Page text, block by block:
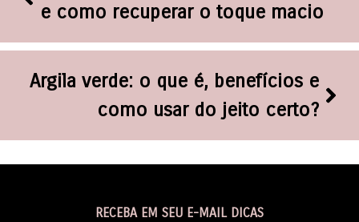
e como recuperar o toque macio
Argila verde: o que é, benefícios e
como usar do jeito certo?
RECEBA EM SEU E-MAIL DICAS